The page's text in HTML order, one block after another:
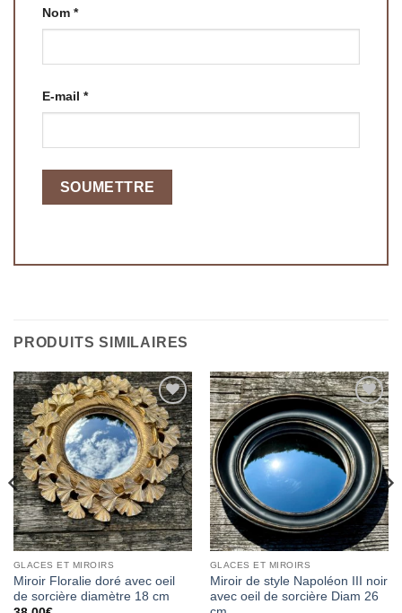
Nom *
E-mail *
PRODUITS SIMILAIRES
Ajouter
à la
wishlist
GLACES ET MIROIRS
Miroir Floralie doré avec oeil
de sorcière diamètre 18 cm
Ajouter
à la
wishlist
GLACES ET MIROIRS
Miroir de style Napoléon III noir
avec oeil de sorcière Diam 26